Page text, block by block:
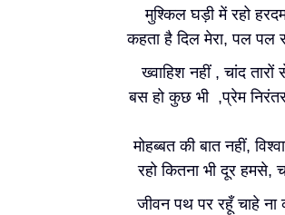
मुश्किल घड़ी में रहो
कहता है दिल मेरा, पल पल
ख्वाहिश नहीं , चांद तारों
बस हो कुछ भी ,प्रेम
मोहब्बत की बात नहीं,
रहो कितना भी दूर हमसे,
जीवन पथ पर रहूँ चाहे